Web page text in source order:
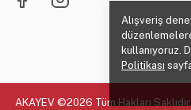
Alışveriş
kullanıyoruz.
Politikası
AKAYEV ©2026 Tüm Hakları